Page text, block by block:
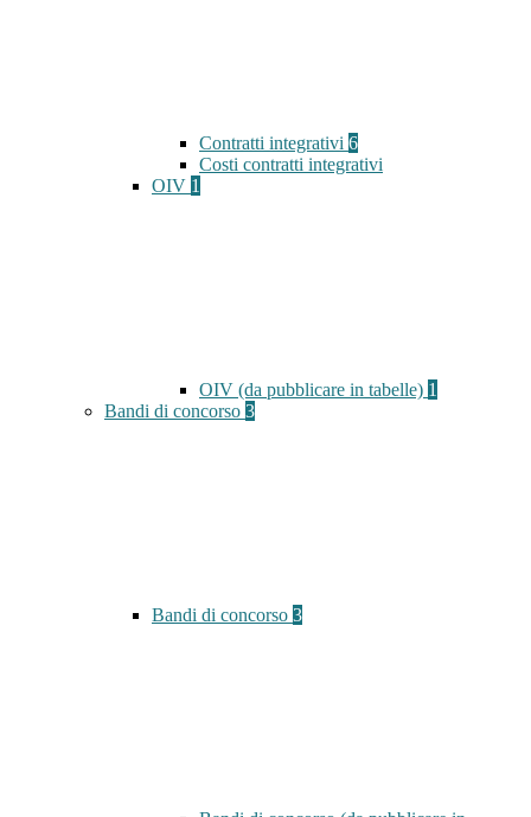
Contratti integrativi 6
Costi contratti integrativi
OIV 1
OIV (da pubblicare in tabelle) 1
Bandi di concorso 3
Bandi di concorso 3